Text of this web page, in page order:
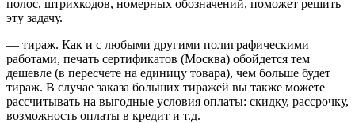
полос, штрихкодов, номерных обозначений, поможет решить
эту задачу.
— тираж. Как и с любыми другими полиграфическими
работами, печать сертификатов (Москва) обойдется тем
дешевле (в пересчете на единицу товара), чем больше будет
тираж. В случае заказа больших тиражей вы также можете
рассчитывать на выгодные условия оплаты: скидку, рассрочку,
возможность оплаты в кредит и т.д.